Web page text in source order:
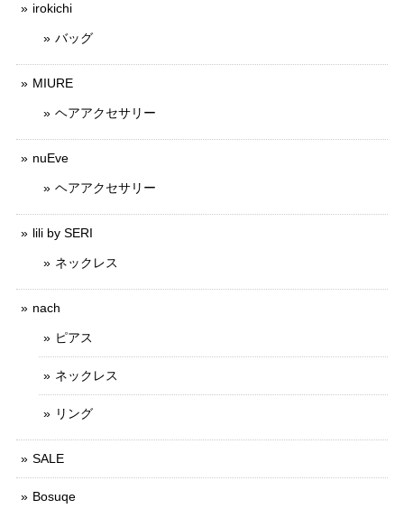
irokichi
バッグ
MIURE
ヘアアクセサリー
nuEve
ヘアアクセサリー
lili by SERI
ネックレス
nach
ピアス
ネックレス
リング
SALE
Bosuqe